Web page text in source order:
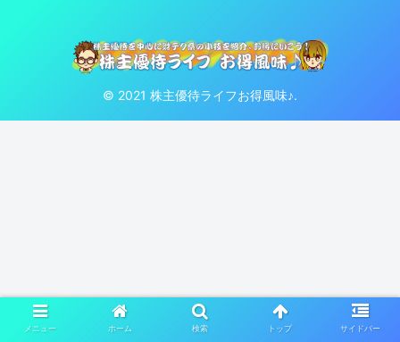
© 2021 株主優待ライフお得風味♪.
メニュー ホーム 検索 トップ サイドバー